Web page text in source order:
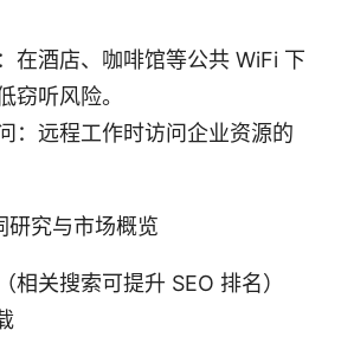
在酒店、咖啡馆等公共 WiFi 下
窃听风险。
：远程工作时访问企业资源的
研究与市场概览
相关搜索可提升 SEO 排名）